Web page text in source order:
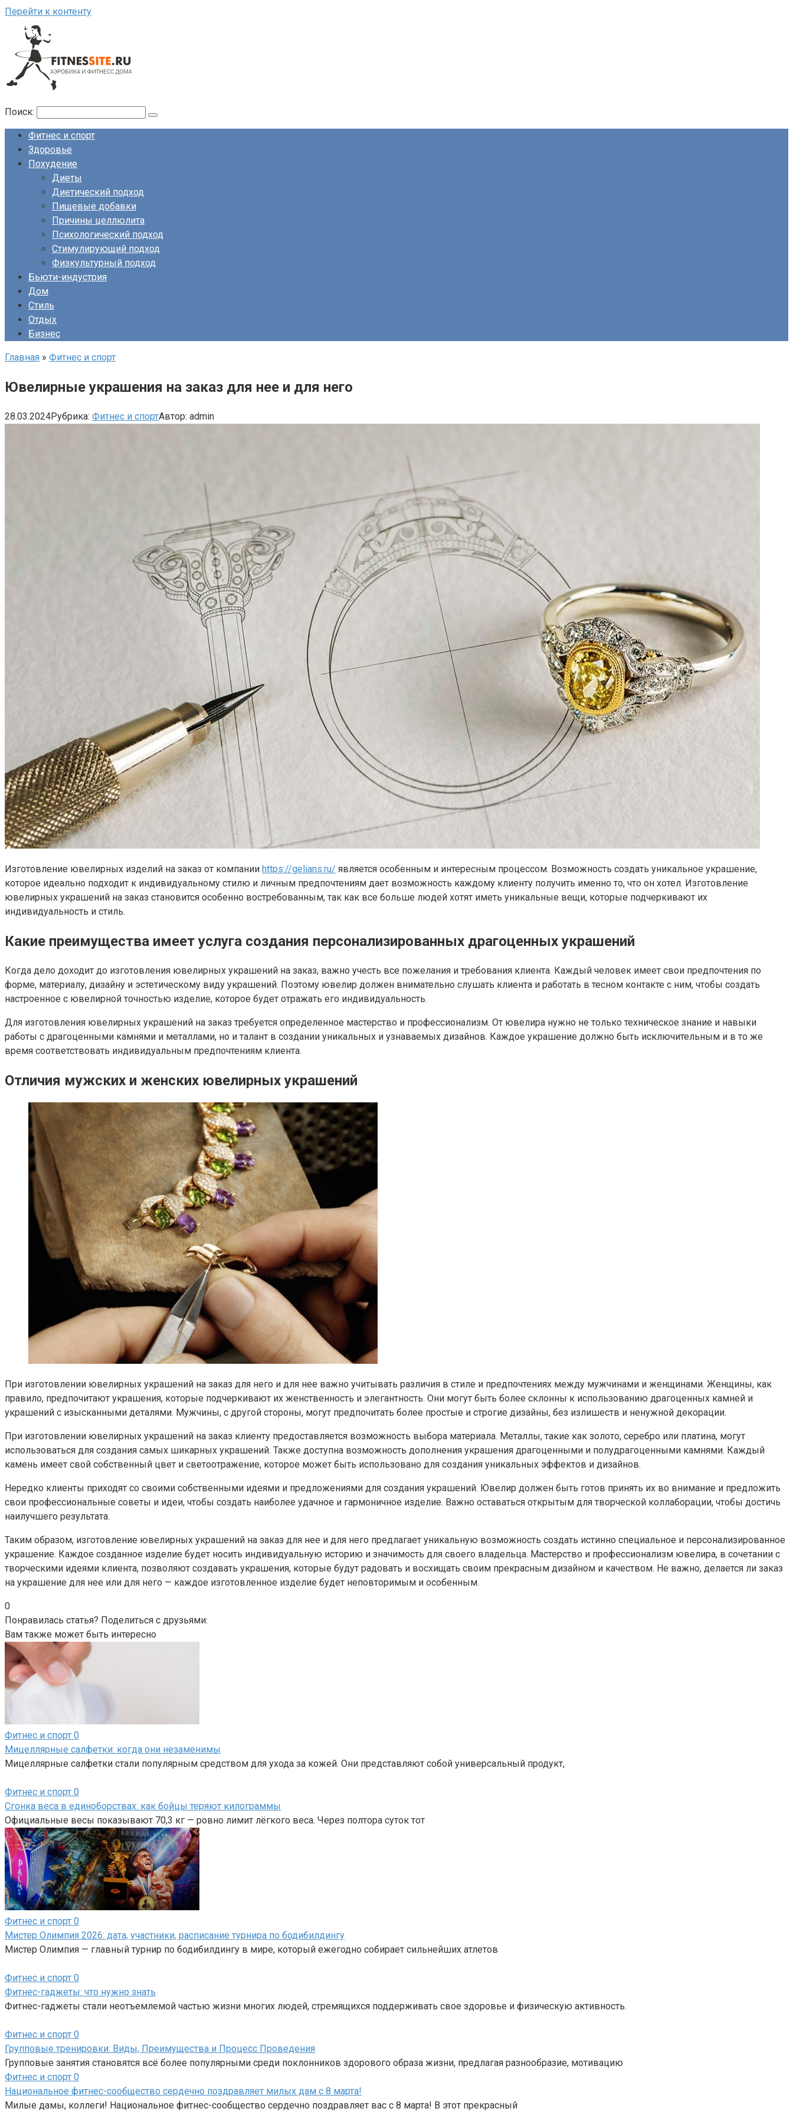
Перейти к контенту
Поиск:
Фитнес и спорт
Здоровье
Похудение
Диеты
Диетический подход
Пищевые добавки
Причины целлюлита
Психологический подход
Стимулирующий подход
Физкультурный подход
Бьюти-индустрия
Дом
Стиль
Отдых
Бизнес
Главная » Фитнес и спорт
Ювелирные украшения на заказ для нее и для него
28.03.2024Рубрика: Фитнес и спортАвтор: admin
Изготовление ювелирных изделий на заказ от компании https://gelians.ru/ является особенным и интересным процессом. Возможность создать уникальное украшение,
которое идеально подходит к индивидуальному стилю и личным предпочтениям дает возможность каждому клиенту получить именно то, что он хотел. Изготовление
ювелирных украшений на заказ становится особенно востребованным, так как все больше людей хотят иметь уникальные вещи, которые подчеркивают их
индивидуальность и стиль.
Какие преимущества имеет услуга создания персонализированных драгоценных украшений
Когда дело доходит до изготовления ювелирных украшений на заказ, важно учесть все пожелания и требования клиента. Каждый человек имеет свои предпочтения по
форме, материалу, дизайну и эстетическому виду украшений. Поэтому ювелир должен внимательно слушать клиента и работать в тесном контакте с ним, чтобы создать
настроенное с ювелирной точностью изделие, которое будет отражать его индивидуальность.
Для изготовления ювелирных украшений на заказ требуется определенное мастерство и профессионализм. От ювелира нужно не только техническое знание и навыки
работы с драгоценными камнями и металлами, но и талант в создании уникальных и узнаваемых дизайнов. Каждое украшение должно быть исключительным и в то же
время соответствовать индивидуальным предпочтениям клиента.
Отличия мужских и женских ювелирных украшений
При изготовлении ювелирных украшений на заказ для него и для нее важно учитывать различия в стиле и предпочтениях между мужчинами и женщинами. Женщины, как
правило, предпочитают украшения, которые подчеркивают их женственность и элегантность. Они могут быть более склонны к использованию драгоценных камней и
украшений с изысканными деталями. Мужчины, с другой стороны, могут предпочитать более простые и строгие дизайны, без излишеств и ненужной декорации.
При изготовлении ювелирных украшений на заказ клиенту предоставляется возможность выбора материала. Металлы, такие как золото, серебро или платина, могут
использоваться для создания самых шикарных украшений. Также доступна возможность дополнения украшения драгоценными и полудрагоценными камнями. Каждый
камень имеет свой собственный цвет и светоотражение, которое может быть использовано для создания уникальных эффектов и дизайнов.
Нередко клиенты приходят со своими собственными идеями и предложениями для создания украшений. Ювелир должен быть готов принять их во внимание и предложить
свои профессиональные советы и идеи, чтобы создать наиболее удачное и гармоничное изделие. Важно оставаться открытым для творческой коллаборации, чтобы достичь
наилучшего результата.
Таким образом, изготовление ювелирных украшений на заказ для нее и для него предлагает уникальную возможность создать истинно специальное и персонализированное
украшение. Каждое созданное изделие будет носить индивидуальную историю и значимость для своего владельца. Мастерство и профессионализм ювелира, в сочетании с
творческими идеями клиента, позволяют создавать украшения, которые будут радовать и восхищать своим прекрасным дизайном и качеством. Не важно, делается ли заказ
на украшение для нее или для него — каждое изготовленное изделие будет неповторимым и особенным.
0
Понравилась статья? Поделиться с друзьями:
Вам также может быть интересно
Фитнес и спорт 0
Мицеллярные салфетки: когда они незаменимы
Мицеллярные салфетки стали популярным средством для ухода за кожей. Они представляют собой универсальный продукт,
Фитнес и спорт 0
Сгонка веса в единоборствах: как бойцы теряют килограммы
Официальные весы показывают 70,3 кг — ровно лимит лёгкого веса. Через полтора суток тот
Фитнес и спорт 0
Мистер Олимпия 2026: дата, участники, расписание турнира по бодибилдингу
Мистер Олимпия — главный турнир по бодибилдингу в мире, который ежегодно собирает сильнейших атлетов
Фитнес и спорт 0
Фитнес-гаджеты: что нужно знать
Фитнес-гаджеты стали неотъемлемой частью жизни многих людей, стремящихся поддерживать свое здоровье и физическую активность.
Фитнес и спорт 0
Групповые тренировки: Виды, Преимущества и Процесс Проведения
Групповые занятия становятся всё более популярными среди поклонников здорового образа жизни, предлагая разнообразие, мотивацию
Фитнес и спорт 0
Национальное фитнес-сообщество сердечно поздравляет милых дам с 8 марта!
Милые дамы, коллеги! Национальное фитнес-сообщество сердечно поздравляет вас с 8 марта! В этот прекрасный